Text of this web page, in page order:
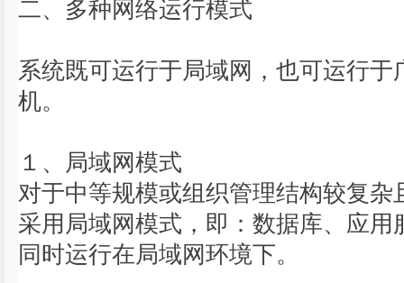
二、多种网络运行模式
系统既可运行于局域网，也可运行
机。
１、局域网模式
对于中等规模或组织管理结构较复
采用局域网模式，即：数据库、应
同时运行在局域网环境下。